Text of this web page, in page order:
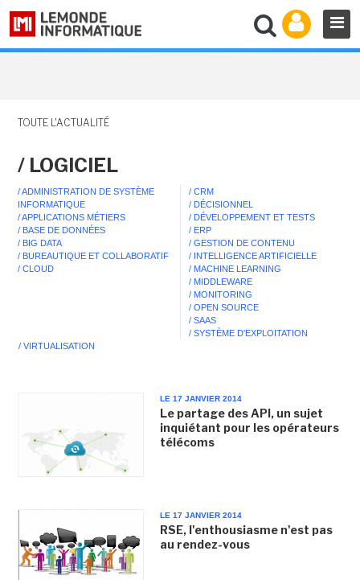
TOUTE L'ACTUALITÉ
/ LOGICIEL
/ ADMINISTRATION DE SYSTÈME
INFORMATIQUE
/ APPLICATIONS MÉTIERS
/ BASE DE DONNÉES
/ BIG DATA
/ BUREAUTIQUE ET COLLABORATIF
/ CLOUD
/ CRM
/ DÉCISIONNEL
/ DÉVELOPPEMENT ET TESTS
/ ERP
/ GESTION DE CONTENU
/ INTELLIGENCE ARTIFICIELLE
/ MACHINE LEARNING
/ MIDDLEWARE
/ MONITORING
/ OPEN SOURCE
/ SAAS
/ SYSTÈME D'EXPLOITATION
/ VIRTUALISATION
LE 17 JANVIER 2014
Le partage des API, un sujet
inquiétant pour les opérateurs
télécoms
LE 17 JANVIER 2014
RSE, l'enthousiasme n'est pas
au rendez-vous